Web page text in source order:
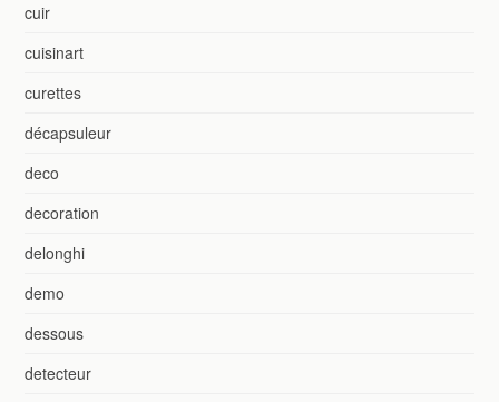
cuir
cuisinart
curettes
décapsuleur
deco
decoration
delonghi
demo
dessous
detecteur